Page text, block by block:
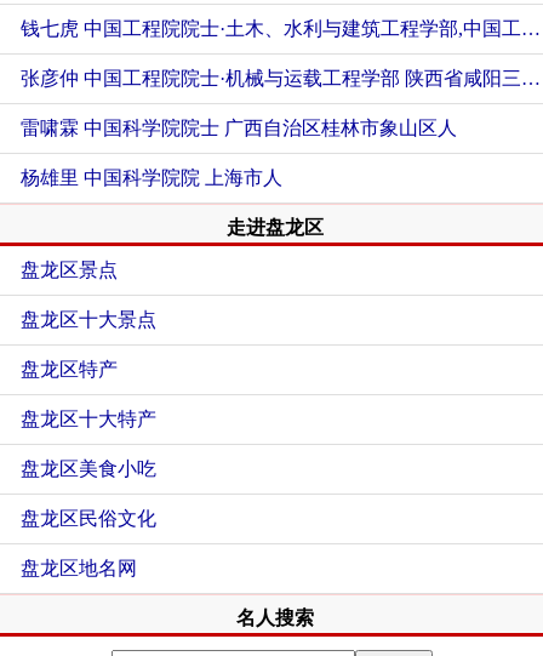
钱七虎 中国工程院院士·土木、水利与建筑工程学部,中国工程院院士·工程管理学部
张彦仲 中国工程院院士·机械与运载工程学部 陕西省咸阳三原人
雷啸霖 中国科学院院士 广西自治区桂林市象山区人
杨雄里 中国科学院院 上海市人
走进盘龙区
盘龙区景点
盘龙区十大景点
盘龙区特产
盘龙区十大特产
盘龙区美食小吃
盘龙区民俗文化
盘龙区地名网
名人搜索